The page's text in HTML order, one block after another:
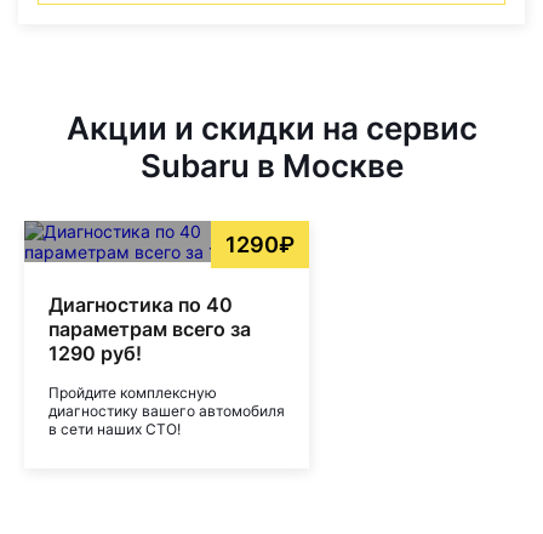
Акции и скидки на сервис
Subaru в Москве
1290₽
Диагностика по 40
параметрам всего за
1290 руб!
Пройдите комплексную
диагностику вашего автомобиля
в сети наших СТО!